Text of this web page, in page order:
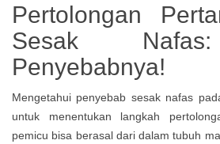
Pertolongan
Sesak
Penyebabnya!
Mengetahui penyebab sesak nafas
untuk menentukan langkah
pemicu bisa berasal dari dalam tubuh